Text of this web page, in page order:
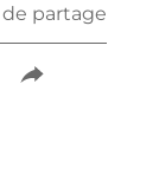
de partage